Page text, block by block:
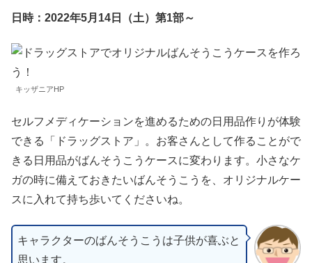
日時：2022年5月14日（土）第1部～
キッザニアHP
セルフメディケーションを進めるための日用品作りが体験
できる「ドラッグストア」。お客さんとして作ることがで
きる日用品がばんそうこうケースに変わります。小さなケ
ガの時に備えておきたいばんそうこうを、オリジナルケー
スに入れて持ち歩いてくださいね。
キャラクターのばんそうこうは子供が喜ぶと
思います。